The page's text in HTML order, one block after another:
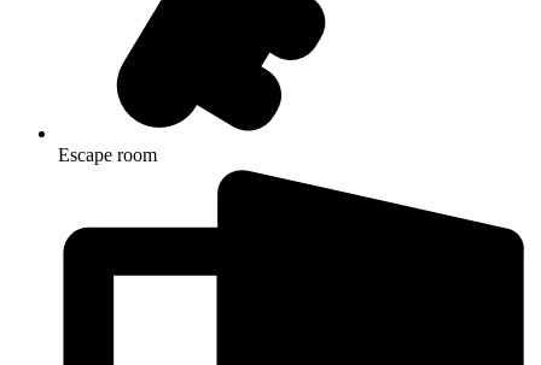
Escape room